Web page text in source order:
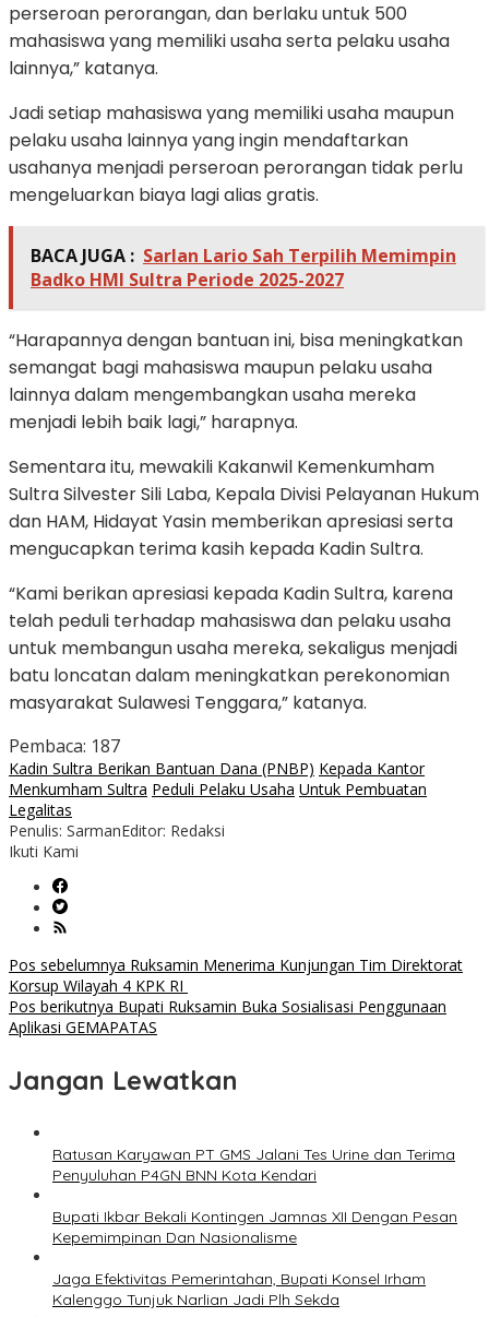
perseroan perorangan, dan berlaku untuk 500
mahasiswa yang memiliki usaha serta pelaku usaha
lainnya,” katanya.
Jadi setiap mahasiswa yang memiliki usaha maupun
pelaku usaha lainnya yang ingin mendaftarkan
usahanya menjadi perseroan perorangan tidak perlu
mengeluarkan biaya lagi alias gratis.
BACA JUGA : Sarlan Lario Sah Terpilih Memimpin
Badko HMI Sultra Periode 2025-2027
“Harapannya dengan bantuan ini, bisa meningkatkan
semangat bagi mahasiswa maupun pelaku usaha
lainnya dalam mengembangkan usaha mereka
menjadi lebih baik lagi,” harapnya.
Sementara itu, mewakili Kakanwil Kemenkumham
Sultra Silvester Sili Laba, Kepala Divisi Pelayanan Hukum
dan HAM, Hidayat Yasin memberikan apresiasi serta
mengucapkan terima kasih kepada Kadin Sultra.
“Kami berikan apresiasi kepada Kadin Sultra, karena
telah peduli terhadap mahasiswa dan pelaku usaha
untuk membangun usaha mereka, sekaligus menjadi
batu loncatan dalam meningkatkan perekonomian
masyarakat Sulawesi Tenggara,” katanya.
Pembaca: 187
Kadin Sultra Berikan Bantuan Dana (PNBP) Kepada Kantor
Menkumham Sultra Peduli Pelaku Usaha Untuk Pembuatan
Legalitas
Penulis: SarmanEditor: Redaksi
Ikuti Kami
Navigasi
pos
Pos sebelumnya Ruksamin Menerima Kunjungan Tim Direktorat
Korsup Wilayah 4 KPK RI
Pos berikutnya Bupati Ruksamin Buka Sosialisasi Penggunaan
Aplikasi GEMAPATAS
Jangan Lewatkan
Ratusan Karyawan PT GMS Jalani Tes Urine dan Terima
Penyuluhan P4GN BNN Kota Kendari
Bupati Ikbar Bekali Kontingen Jamnas XII Dengan Pesan
Kepemimpinan Dan Nasionalisme
Jaga Efektivitas Pemerintahan, Bupati Konsel Irham
Kalenggo Tunjuk Narlian Jadi Plh Sekda